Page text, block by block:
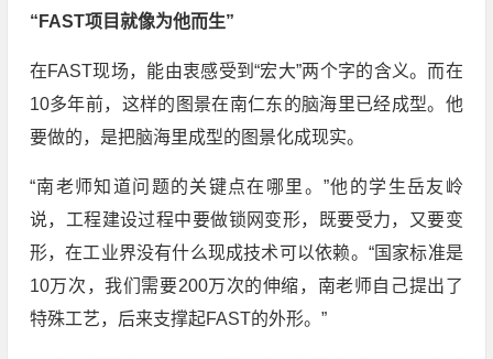
“FAST项目就像为他而生”
在FAST现场，能由衷感受到“宏大”两个字的含义。而在
10多年前，这样的图景在南仁东的脑海里已经成型。他
要做的，是把脑海里成型的图景化成现实。
“南老师知道问题的关键点在哪里。”他的学生岳友岭
说，工程建设过程中要做锁网变形，既要受力，又要变
形，在工业界没有什么现成技术可以依赖。“国家标准是
10万次，我们需要200万次的伸缩，南老师自己提出了
特殊工艺，后来支撑起FAST的外形。”